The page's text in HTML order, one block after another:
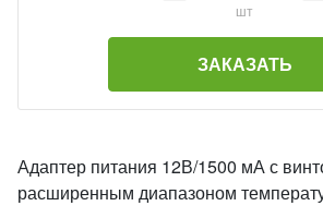
шт
ЗАКАЗАТЬ
Адаптер питания 12В/1500 мА с
расширенным диапазоном